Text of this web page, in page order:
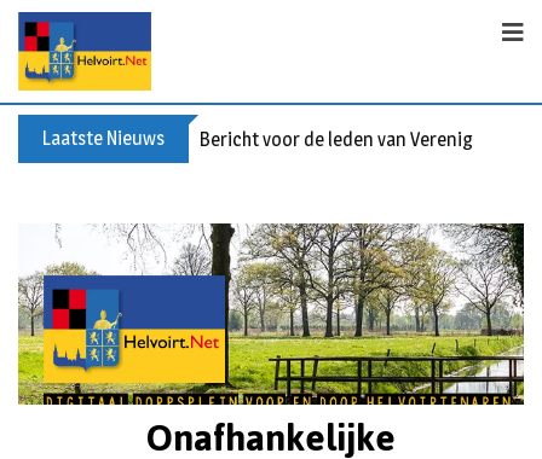
Laatste Nieuws Bericht voor de leden van Vereniging 55+
Onafhankelijke